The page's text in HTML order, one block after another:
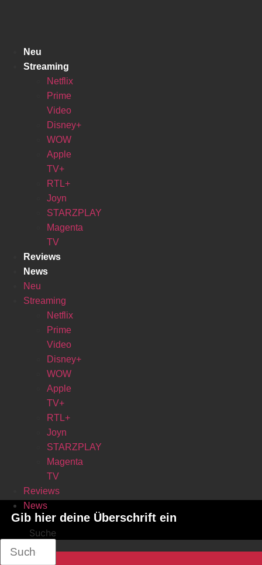
Neu
Streaming
Netflix
Prime
Video
Disney+
WOW
Apple
TV+
RTL+
Joyn
STARZPLAY
Magenta
TV
Reviews
News
Neu
Streaming
Netflix
Prime
Video
Disney+
WOW
Apple
TV+
RTL+
Joyn
STARZPLAY
Magenta
TV
Reviews
News
Suche
Gib hier deine Überschrift ein